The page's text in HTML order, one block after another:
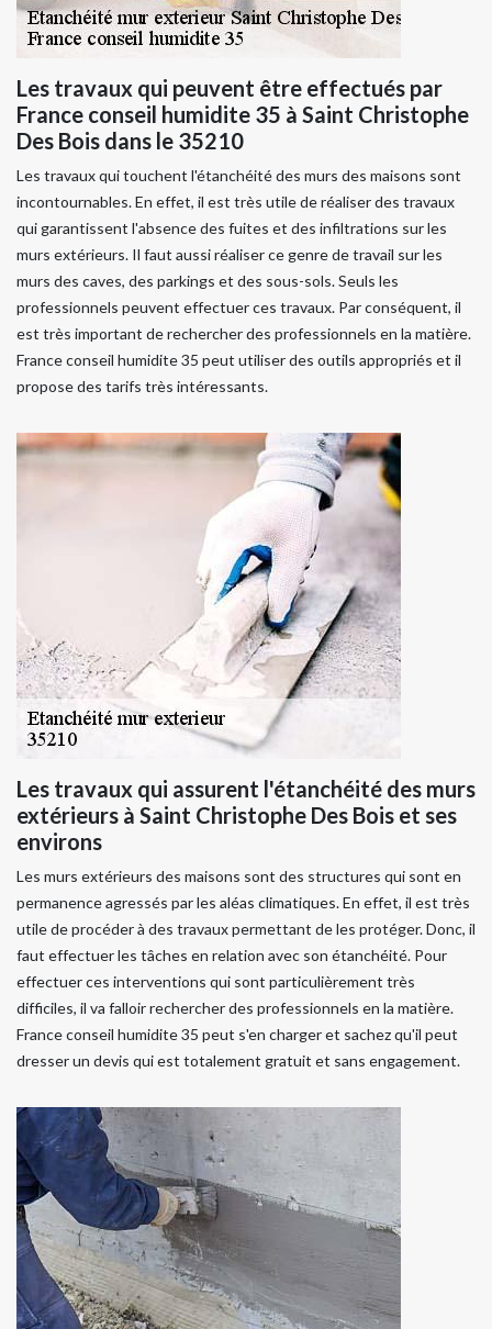
Les travaux qui peuvent être effectués par
France conseil humidite 35 à Saint Christophe
Des Bois dans le 35210
Les travaux qui touchent l'étanchéité des murs des maisons sont
incontournables. En effet, il est très utile de réaliser des travaux
qui garantissent l'absence des fuites et des infiltrations sur les
murs extérieurs. Il faut aussi réaliser ce genre de travail sur les
murs des caves, des parkings et des sous-sols. Seuls les
professionnels peuvent effectuer ces travaux. Par conséquent, il
est très important de rechercher des professionnels en la matière.
France conseil humidite 35 peut utiliser des outils appropriés et il
propose des tarifs très intéressants.
Les travaux qui assurent l'étanchéité des murs
extérieurs à Saint Christophe Des Bois et ses
environs
Les murs extérieurs des maisons sont des structures qui sont en
permanence agressés par les aléas climatiques. En effet, il est très
utile de procéder à des travaux permettant de les protéger. Donc, il
faut effectuer les tâches en relation avec son étanchéité. Pour
effectuer ces interventions qui sont particulièrement très
difficiles, il va falloir rechercher des professionnels en la matière.
France conseil humidite 35 peut s'en charger et sachez qu'il peut
dresser un devis qui est totalement gratuit et sans engagement.